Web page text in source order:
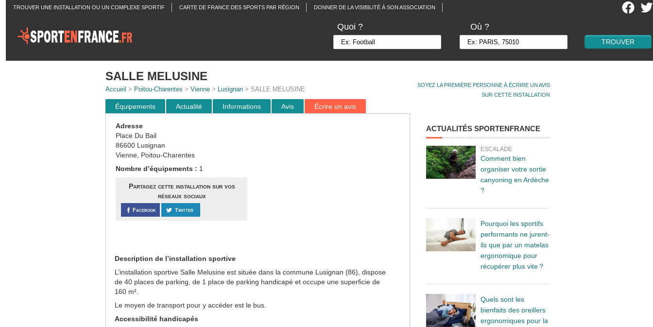
TROUVER UNE INSTALLATION OU UN COMPLEXE SPORTIF CARTE DE FRANCE DES SPORTS PAR RÉGION DONNER DE LA VISIBILITÉ À SON ASSOCIATION
Quoi ? Où ?
SOYEZ LA PREMIÈRE PERSONNE À ÉCRIRE UN AVIS
SUR CETTE INSTALLATION
SALLE MELUSINE
Accueil > Poitou-Charentes > Vienne> Lusignan> SALLE MELUSINE
Équipements Actualité Informations Avis Écrire un avis
Adresse
Place Du Bail
86600 Lusignan
Vienne, Poitou-Charentes
Nombre d’équipements : 1
Partagez cette installation sur vos
réseaux sociaux
Facebook Twitter
Description de l’installation sportive
L’installation sportive Salle Melusine est située dans la commune Lusignan (86), dispose
de 40 places de parking, de 1 place de parking handicapé et occupe une superficie de
160 m².
Le moyen de transport pour y accéder est le bus.
Accessibilité handicapés
ACTUALITÉS SPORTENFRANCE
ESCALADE
Comment bien
organiser votre sortie
canyoning en Ardèche
?
Pourquoi les sportifs
performants ne jurent-
ils que par un matelas
ergonomique pour
récupérer plus vite ?
Quels sont les
bienfaits des oreillers
ergonomiques pour la